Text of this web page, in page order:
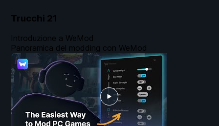
Trucchi 21
Introduzione a WeMod
Panoramica del modding con WeMod